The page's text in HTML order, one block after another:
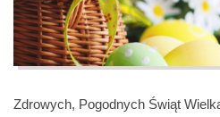
Zdrowych, Pogodnych Świąt